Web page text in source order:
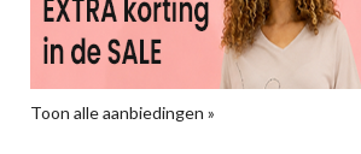
Toon alle aanbiedingen »